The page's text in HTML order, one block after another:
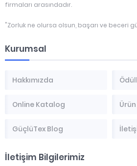
firmaları arasındadır.
"Zorluk ne olursa olsun, başarı ve beceri
Kurumsal
Hakkımızda
Online Katalog
GüçlüTex Blog
İletişim Bilgilerimiz